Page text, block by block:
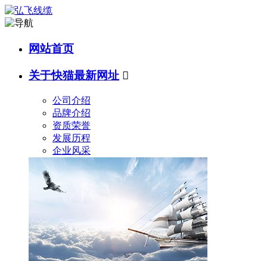
网站首页
关于快猫最新网址 
公司介绍
品牌介绍
资质荣誉
发展历程
企业风采